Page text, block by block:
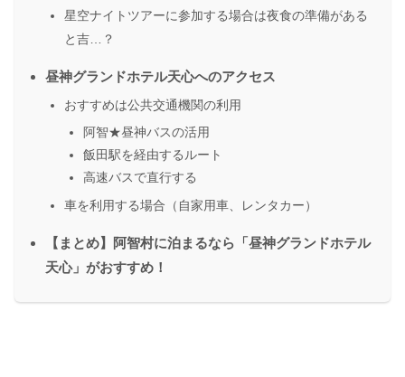
星空ナイトツアーに参加する場合は夜食の準備がある
と吉…？
昼神グランドホテル天心へのアクセス
おすすめは公共交通機関の利用
阿智★昼神バスの活用
飯田駅を経由するルート
高速バスで直行する
車を利用する場合（自家用車、レンタカー）
【まとめ】阿智村に泊まるなら「昼神グランドホテル
天心」がおすすめ！